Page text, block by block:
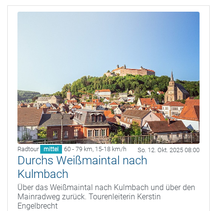
Radtour mittel 60 - 79 km, 15-18 km/h So. 12. Okt. 2025 08:00
Durchs Weißmaintal nach
Kulmbach
Über das Weißmaintal nach Kulmbach und über den
Mainradweg zurück. Tourenleiterin Kerstin
Engelbrecht